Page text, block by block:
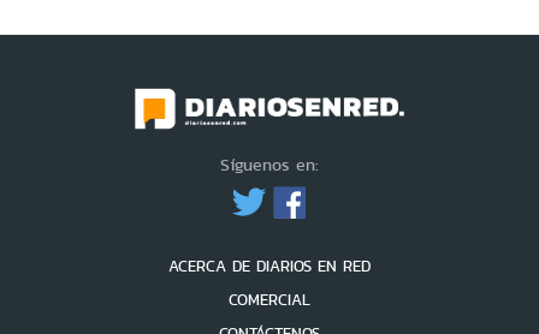
Síguenos en:
ACERCA DE DIARIOS EN RED
COMERCIAL